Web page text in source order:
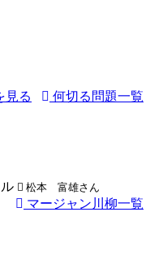
見る
何切る問題一覧
松本 富雄さん
マージャン川柳一覧